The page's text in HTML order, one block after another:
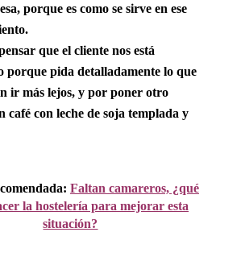
porque es como se sirve en ese
que el cliente nos está
porque pida detalladamente lo que
ir más lejos, y por poner otro
café con leche de soja templada y
Faltan camareros, ¿qué
la hostelería para mejorar esta
situación?